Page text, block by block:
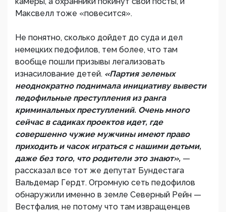
Максвелл тоже «повесится».
Не понятно, сколько дойдет до суда и дел
немецких педофилов, тем более, что там
вообще пошли призывы легализовать
изнасилование детей. «Партия зеленых
неоднократно поднимала инициативу вывести
педофильные преступления из ранга
криминальных преступлений. Очень много
сейчас в садиках проектов идет, где
совершенно чужие мужчины имеют право
приходить и часок играться с нашими детьми,
даже без того, что родители это знают», —
рассказал все тот же депутат Бундестага
Вальдемар Гердт. Огромную сеть педофилов
обнаружили именно в земле Северный Рейн —
Вестфалия, не потому что там извращенцев